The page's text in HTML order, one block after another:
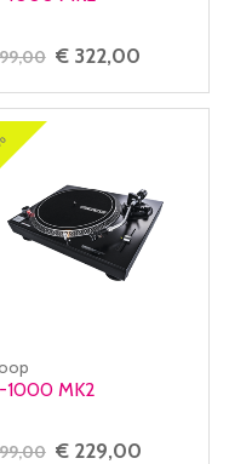
€ 322,00
1000 MK2
€ 229,00